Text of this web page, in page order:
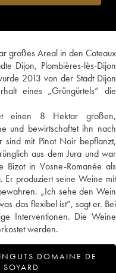
großes Areal in den Coteaux
Dijon, Plombières-lès-Dijon
2013 von der Stadt Dijon
eines „Grüngürtels“ die
einen 8 Hektar großen,
und bewirtschaftet ihn nach
sind mit Pinot Noir bepflanzt,
aus dem Jura und war
Bizot in Vosne-Romanée als
Er produziert seine Weine mit
„Ich sehe den Wein
das flexibel ist“, sagt er. Bei
Interventionen. Die Weine
werden.
DOMAINE DE